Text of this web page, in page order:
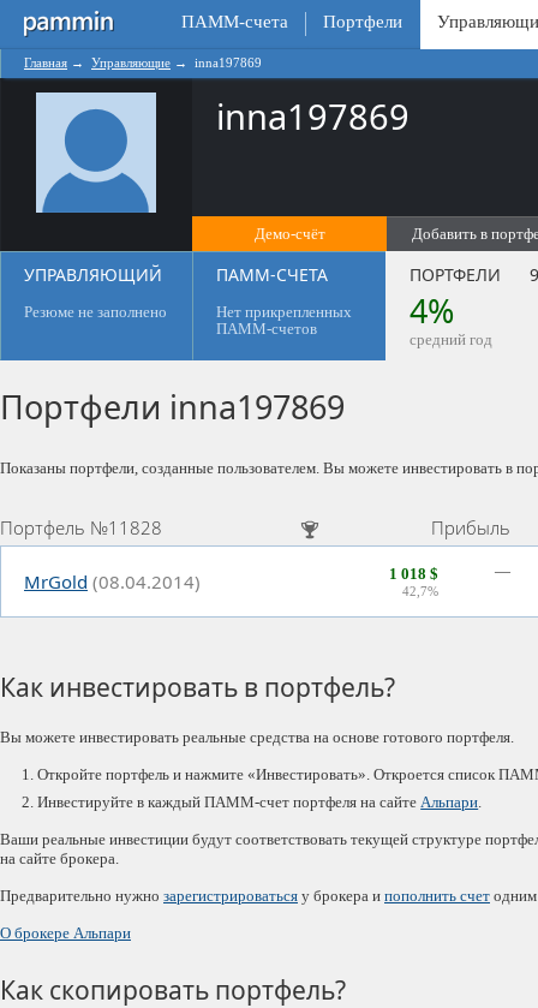
ПАММ-счета Портфели
Главная → Управляющие → inna197869
inna197869
Демо-счёт
Добавить в
0
УПРАВЛЯЮЩИЙ
Резюме не заполнено
ПАММ-СЧЕТА
Нет прикрепленных
ПАММ-счетов
ПОРТФЕЛИ
4%
средний год
Портфели inna197869
Показаны портфели, созданные пользователем. Вы можете инвестировать в
Портфель №11828 Прибыль
MrGold (08.04.2014) 1 018 $
42,7%
—
Как инвестировать в портфель?
Вы можете инвестировать реальные средства на основе готового портфеля.
Откройте портфель и нажмите «Инвестировать». Откроется список
Инвестируйте в каждый ПАММ-счет портфеля на сайте Альпари
Ваши реальные инвестиции будут соответствовать текущей структуре
на сайте брокера.
Предварительно нужно зарегистрироваться у брокера и пополнить счет одним
О брокере Альпари
Как скопировать портфель?